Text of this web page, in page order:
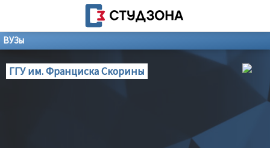
ВУЗы
ГГУ им. Франциска Скорины